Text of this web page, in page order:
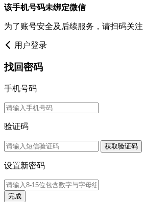
该手机号码未绑定微信
为了账号安全及后续服务，请扫码关注
用户登录
找回密码
手机号码
验证码
获取验证码
设置新密码
完成